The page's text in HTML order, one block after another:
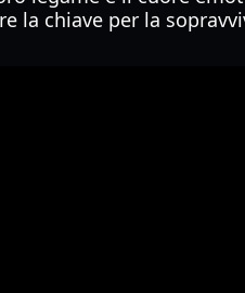
la chiave per la